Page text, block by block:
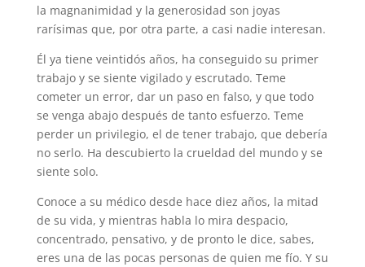
la magnanimidad y la generosidad son joyas
rarísimas que, por otra parte, a casi nadie interesan.
Él ya tiene veintidós años, ha conseguido su primer
trabajo y se siente vigilado y escrutado. Teme
cometer un error, dar un paso en falso, y que todo
se venga abajo después de tanto esfuerzo. Teme
perder un privilegio, el de tener trabajo, que debería
no serlo. Ha descubierto la crueldad del mundo y se
siente solo.
Conoce a su médico desde hace diez años, la mitad
de su vida, y mientras habla lo mira despacio,
concentrado, pensativo, y de pronto le dice, sabes,
eres una de las pocas personas de quien me fío. Y su